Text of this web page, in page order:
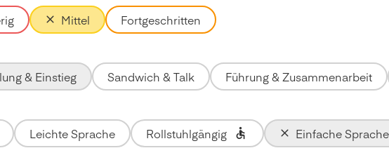
Mittel
Fortgeschritten
& Einstieg Sandwich & Talk Führung & Zusammenarbeit
Leichte Sprache Rollstuhlgängig Einfache Sprache